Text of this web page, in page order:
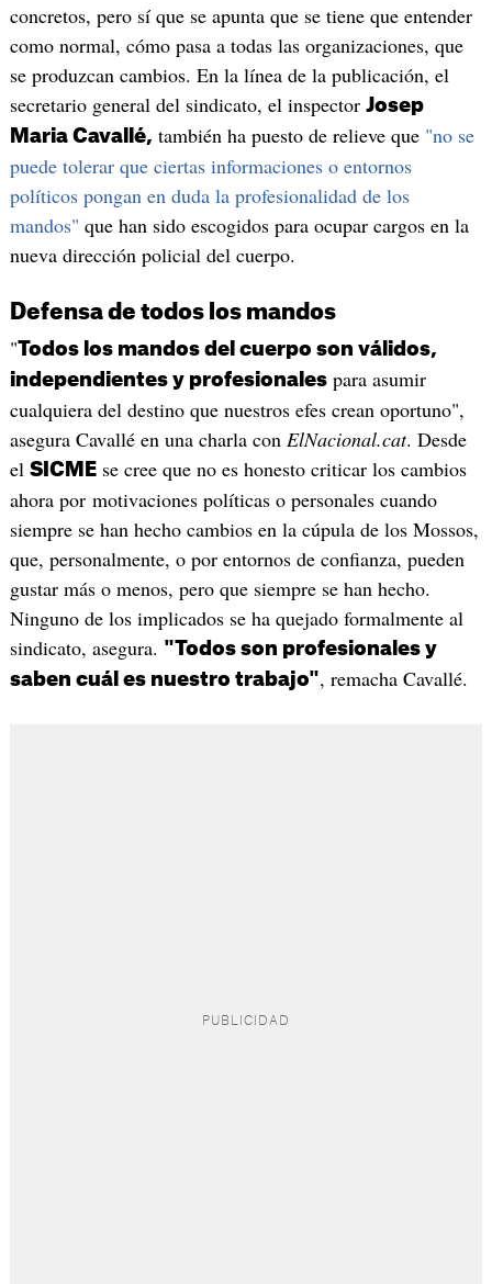
concretos, pero sí que se apunta que se tiene que entender
como normal, cómo pasa a todas las organizaciones, que
se produzcan cambios. En la línea de la publicación, el
secretario general del sindicato, el inspector Josep
Maria Cavallé, también ha puesto de relieve que "no se
puede tolerar que ciertas informaciones o entornos
políticos pongan en duda la profesionalidad de los
mandos" que han sido escogidos para ocupar cargos en la
nueva dirección policial del cuerpo.
Defensa de todos los mandos
"Todos los mandos del cuerpo son válidos,
independientes y profesionalespara asumir
cualquiera del destino que nuestros efes crean oportuno",
asegura Cavallé en una charla con ElNacional.cat. Desde
el SICMEse cree que no es honesto criticar los cambios
ahora por motivaciones políticas o personales cuando
siempre se han hecho cambios en la cúpula de los Mossos,
que, personalmente, o por entornos de confianza, pueden
gustar más o menos, pero que siempre se han hecho.
Ninguno de los implicados se ha quejado formalmente al
sindicato, asegura. "Todos son profesionales y
saben cuál es nuestro trabajo", remacha Cavallé.